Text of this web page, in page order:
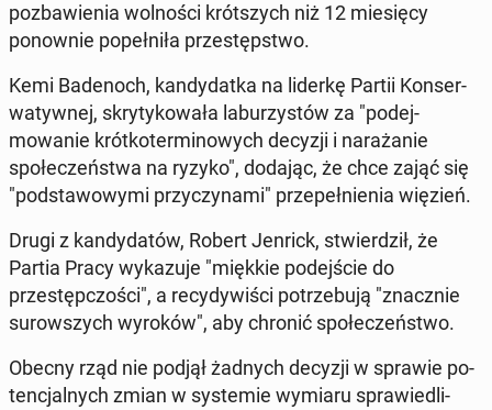
pozbaw­ienia wol­noś­ci krót­szych niż 12 miesię­cy
ponown­ie popełniła przestępst­wo.
Kemi Bade­noch, kandy­dat­ka na liderkę Partii Kon­ser­
waty­wnej, skry­tykowała laburzys­tów za "pode­j­
mowanie krótkoter­mi­nowych decyzji i narażanie
społeczeńst­wa na ryzyko", dodając, że chce zająć się
"pod­sta­wowy­mi przy­czy­na­mi" przepełnienia więzień.
Drugi z kandy­datów, Robert Jenrick, stwierdz­ił, że
Partia Pracy wykazu­je "miękkie pode­jś­cie do
przestępc­zoś­ci", a re­cy­dy­wiś­ci potrze­bu­ją "znacznie
surowszych wyroków", aby chronić społeczeńst­wo.
Obecny rząd nie podjął żadnych decyzji w sprawie po­
tenc­jal­nych zmian w sys­temie wymiaru spraw­iedli­